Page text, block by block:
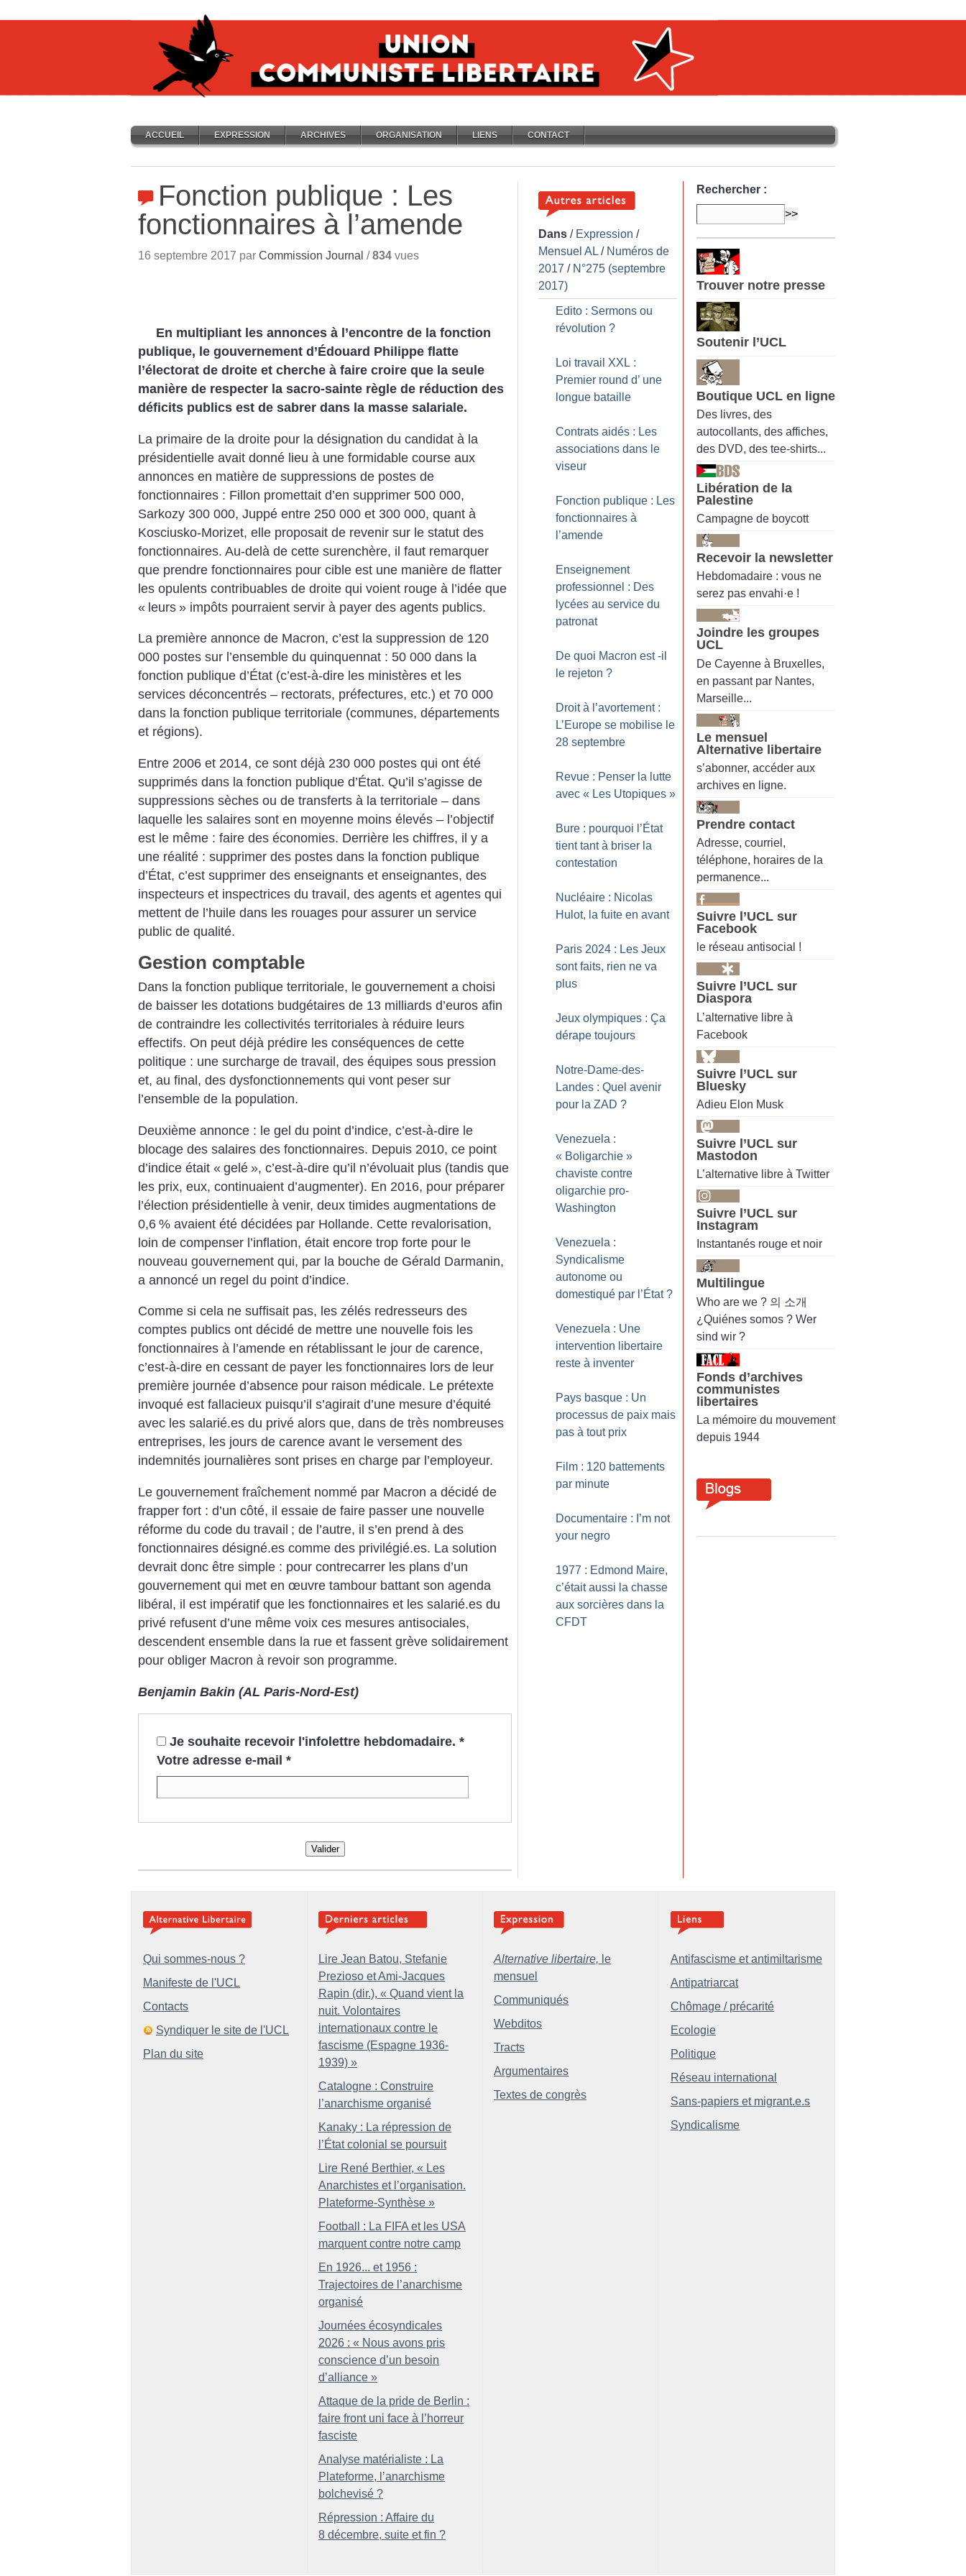
ACCUEIL EXPRESSION ARCHIVES ORGANISATION LIENS CONTACT
Fonction publique : Les
fonctionnaires à l’amende
16 septembre 2017 par Commission Journal /834 vues
En multipliant les annonces à l’encontre de la fonction
publique, le gouvernement d’Édouard Philippe flatte
l’électorat de droite et cherche à faire croire que la seule
manière de respecter la sacro-sainte règle de réduction des
déficits publics est de ­sabrer dans la masse salariale.
La primaire de la droite pour la désignation du candidat à la
présidentielle avait donné lieu à une formidable course aux
annonces en matière de suppressions de postes de
fonctionnaires : Fillon promettait d’en supprimer 500 000,
Sarkozy 300 000, Juppé entre 250 000 et 300 000, quant à
Kosciusko-Morizet, elle proposait de revenir sur le statut des
fonctionnaires. Au-delà de cette surenchère, il faut remarquer
que prendre fonctionnaires pour cible est une manière de flatter
les opulents contribuables de droite qui voient rouge à l’idée que
« leurs » impôts pourraient servir à payer des agents publics.
La première annonce de Macron, c’est la suppression de 120
000 postes sur l’ensemble du quinquennat : 50 000 dans la
fonction publique d’État (c’est-à-dire les ministères et les
services déconcentrés – rectorats, préfectures, etc.) et 70 000
dans la fonction publique territoriale (communes, départements
et régions).
Entre 2006 et 2014, ce sont déjà 230 000 postes qui ont été
supprimés dans la fonction publique d’État. Qu’il s’agisse de
suppressions sèches ou de transferts à la territoriale – dans
laquelle les salaires sont en moyenne moins élevés – l’objectif
est le même : faire des économies. Derrière les chiffres, il y a
une réalité : supprimer des postes dans la fonction publique
d’État, c’est supprimer des enseignants et enseignantes, des
inspecteurs et inspectrices du travail, des agents et agentes qui
mettent de l’huile dans les rouages pour assurer un service
public de qualité.
Gestion comptable
Dans la fonction publique territoriale, le gouvernement a choisi
de baisser les dotations budgétaires de 13 milliards d’euros afin
de contraindre les ­collectivités territoriales à réduire leurs
effectifs. On peut déjà prédire les conséquences de cette
politique : une surcharge de travail, des équipes sous pression
et, au final, des dysfonctionnements qui vont peser sur
l’ensemble de la population.
Deuxième annonce : le gel du point d’indice, c’est-à-dire le
blocage des salaires des fonctionnaires. Depuis 2010, ce point
d’indice était « gelé », c’est-à-dire qu’il n’évoluait plus (tandis que
les prix, eux, continuaient d’augmenter). En 2016, pour préparer
l’élection présidentielle à venir, deux timides augmentations de
0,6 % avaient été décidées par Hollande. Cette revalorisation,
loin de compenser l’inflation, était encore trop forte pour le
nouveau gouvernement qui, par la bouche de Gérald Darmanin,
a annoncé un regel du point d’indice.
Comme si cela ne suffisait pas, les zélés redresseurs des
comptes publics ont décidé de mettre une nouvelle fois les
fonctionnaires à l’amende en rétablissant le jour de carence,
c’est-à-dire en cessant de payer les fonctionnaires lors de leur
première journée d’absence pour raison médicale. Le prétexte
invoqué est fallacieux puisqu’il s’agirait ­d’une mesure d’équité
avec les salarié.es du privé alors que, dans de très nombreuses
entreprises, les jours de carence avant le versement des
indemnités journalières sont prises en charge par l’employeur.
Le gouvernement fraîchement nommé par Macron a décidé de
frapper fort : d’un côté, il essaie de faire passer une nouvelle
réforme du code du travail ; de l’autre, il s’en prend à des
fonctionnaires désigné.es comme des privilégié.es. La solution
devrait donc être simple : pour contrecarrer les plans d’un
gouvernement qui met en œuvre tambour battant son agenda
libéral, il est impératif que les fonctionnaires et les salarié.es du
privé refusent d’une même voix ces mesures antisociales,
descendent ensemble dans la rue et fassent grève solidairement
pour obliger Macron à revoir son programme.
Benjamin Bakin (AL Paris-Nord-Est)
Je souhaite recevoir l'infolettre hebdomadaire. *
Votre adresse e-mail *
Valider
Dans / Expression /
Mensuel AL / Numéros de
2017 / N°275 (septembre
2017)
Edito : Sermons ou
révolution ?
Loi travail XXL :
Premier round d’ une
longue bataille
Contrats aidés : Les
associations dans le
viseur
Fonction publique : Les
fonctionnaires à
l’amende
Enseignement
professionnel : Des
lycées au service du
patronat
De quoi Macron est -il
le rejeton ?
Droit à l’avortement :
L’Europe se mobilise le
28 septembre
Revue : Penser la lutte
avec « Les Utopiques »
Bure : pourquoi l’État
tient tant à briser la
contestation
Nucléaire : Nicolas
Hulot, la fuite en avant
Paris 2024 : Les Jeux
sont faits, rien ne va
plus
Jeux olympiques : Ça
dérape toujours
Notre-Dame-des-
Landes : Quel avenir
pour la ZAD ?
Venezuela :
« Boligarchie »
chaviste contre
oligarchie pro-
Washington
Venezuela :
Syndicalisme
autonome ou
domestiqué par l’État ?
Venezuela : Une
intervention libertaire
reste à inventer
Pays basque : Un
processus de paix mais
pas à tout prix
Film : 120 battements
par minute
Documentaire : I’m not
your negro
1977 : Edmond Maire,
c’était aussi la chasse
aux sorcières dans la
CFDT
Rechercher :
Trouver notre presse
Soutenir l’UCL
Boutique UCL en ligne
Des livres, des
autocollants, des affiches,
des DVD, des tee-shirts...
Libération de la
Palestine
Campagne de boycott
Recevoir la newsletter
Hebdomadaire : vous ne
serez pas envahi·e !
Joindre les groupes
UCL
De Cayenne à Bruxelles,
en passant par Nantes,
Marseille...
Le mensuel
Alternative libertaire
s’abonner, accéder aux
archives en ligne.
Prendre contact
Adresse, courriel,
téléphone, horaires de la
permanence...
Suivre l’UCL sur
Facebook
le réseau antisocial !
Suivre l’UCL sur
Diaspora
L’alternative libre à
Facebook
Suivre l’UCL sur
Bluesky
Adieu Elon Musk
Suivre l’UCL sur
Mastodon
L’alternative libre à Twitter
Suivre l’UCL sur
Instagram
Instantanés rouge et noir
Multilingue
Who are we ? 의 소개
¿Quiénes somos ? Wer
sind wir ?
Fonds d’archives
communistes
libertaires
La mémoire du mouvement
depuis 1944
Qui sommes-nous ?
Manifeste de l'UCL
Contacts
Syndiquer le site de l'UCL
Plan du site
Lire Jean Batou, Stefanie
Prezioso et Ami-Jacques
Rapin (dir.), « Quand vient la
nuit. Volontaires
internationaux contre le
fascisme (Espagne 1936-
1939) »
Catalogne : Construire
l’anarchisme organisé
Kanaky : La répression de
l’État colonial se poursuit
Lire René Berthier, « Les
Anarchistes et l’organisation.
Plateforme-Synthèse »
Football : La FIFA et les USA
marquent contre notre camp
En 1926... et 1956 :
Trajectoires de l’anarchisme
organisé
Journées écosyndicales
2026 : « Nous avons pris
conscience d’un besoin
d’alliance »
Attaque de la pride de Berlin :
faire front uni face à l’horreur
fasciste
Analyse matérialiste : La
Plateforme, l’anarchisme
bolchevisé ?
Répression : Affaire du
8 décembre, suite et fin ?
Alternative libertaire, le
mensuel
Communiqués
Webditos
Tracts
Argumentaires
Textes de congrès
Antifascisme et antimiltarisme
Antipatriarcat
Chômage / précarité
Ecologie
Politique
Réseau international
Sans-papiers et migrant.e.s
Syndicalisme